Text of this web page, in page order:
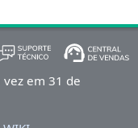
em 31 de